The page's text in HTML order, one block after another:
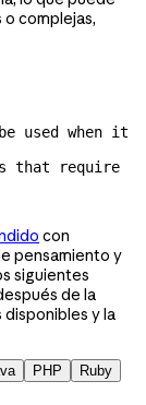
complejas,
used when it
that require
con
pensamiento y
siguientes
de la
y la
PHP Ruby